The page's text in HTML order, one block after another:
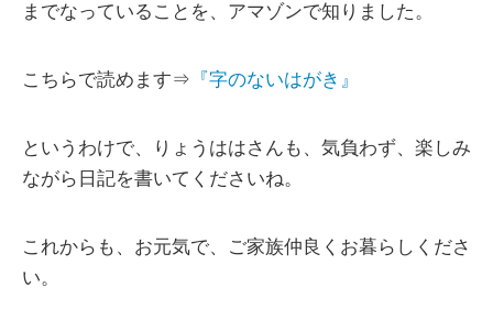
までなっていることを、アマゾンで知りました。
こちらで読めます⇒ 『字のないはがき』
というわけで、りょうははさんも、気負わず、楽しみ
ながら日記を書いてくださいね。
これからも、お元気で、ご家族仲良くお暮らしくださ
い。